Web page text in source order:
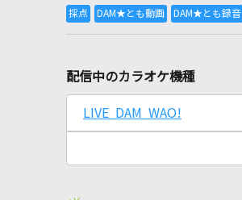
配信中のカラオケ機種
LIVE DAM WAO!